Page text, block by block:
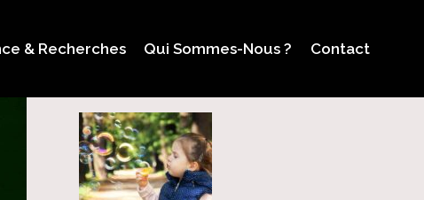
& Recherches Qui Sommes-Nous ? Contact